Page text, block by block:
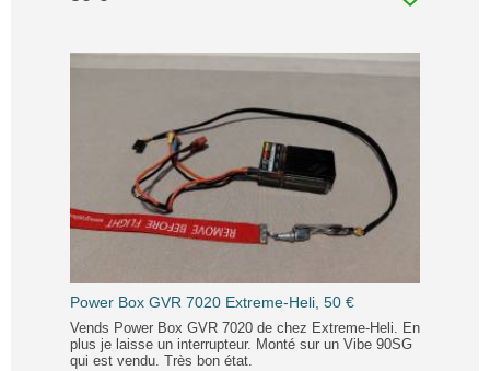
Power Box GVR 7020 Extreme-Heli, 50 €
Vends Power Box GVR 7020 de chez Extreme-Heli. En
plus je laisse un interrupteur. Monté sur un Vibe 90SG
qui est vendu. Très bon état.